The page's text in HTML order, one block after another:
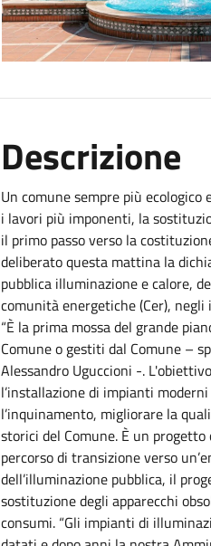
Descrizione
Un comune sempre più
i lavori più imponenti, la
il primo passo verso la
deliberato questa mattina la
pubblica illuminazione e calore,
comunità energetiche (Cer),
“È la prima mossa del grande
Comune o gestiti dal Comune –
Alessandro Uguccioni -.
l’installazione di impianti
l’inquinamento, migliorare la
storici del Comune. È un
percorso di transizione verso
dell’illuminazione pubblica, il
sostituzione degli apparecchi
consumi. “Gli impianti di